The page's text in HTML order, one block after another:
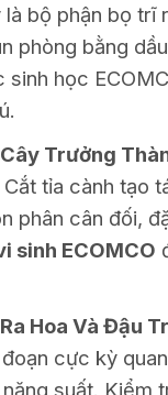
là bộ phận bọ trĩ
phòng bằng
sinh học
Trưởng
Cắt tỉa cành tạo
phân cân đối,
sinh ECOMCO
Hoa Và Đậu
cực kỳ
suất. Kiểm